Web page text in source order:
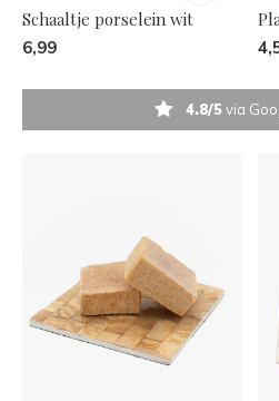
Schaaltje porselein wit
6,99
4.8/5via